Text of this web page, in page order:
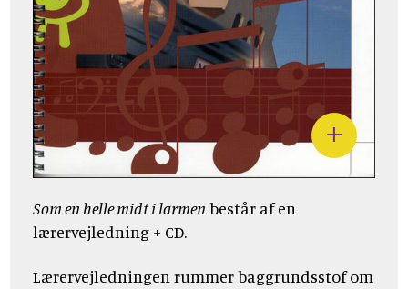
Som en helle midt i larmen består af en
lærervejledning + CD.
Lærervejledningen rummer baggrundsstof om